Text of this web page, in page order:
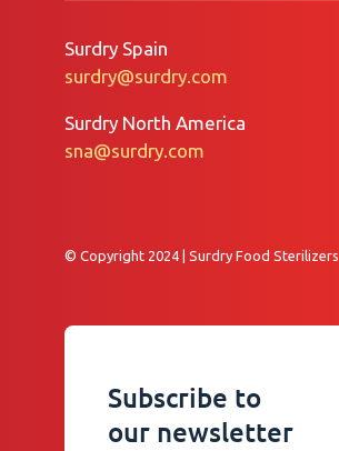
Surdry Spain
surdry@surdry.com
Surdry North America
sna@surdry.com
© Copyright 2024 | Surdry Food Sterilizers
Subscribe to
our newsletter